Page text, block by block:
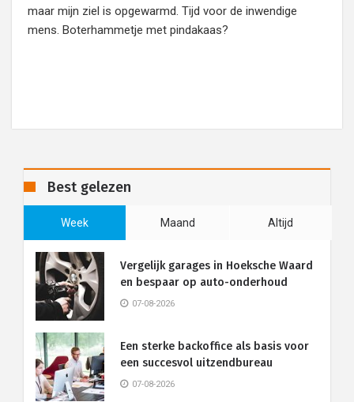
maar mijn ziel is opgewarmd. Tijd voor de inwendige
mens. Boterhammetje met pindakaas?
Best gelezen
Week Maand Altijd
Vergelijk garages in Hoeksche Waard
en bespaar op auto-onderhoud
07-08-2026
Een sterke backoffice als basis voor
een succesvol uitzendbureau
07-08-2026